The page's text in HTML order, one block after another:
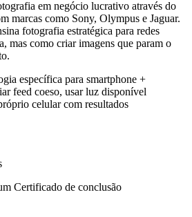
em negócio lucrativo através do
marcas como Sony, Olympus e Jaguar.
fotografia estratégica para redes
mas como criar imagens que param o
específica para smartphone +
feed coeso, usar luz disponível
celular com resultados
Certificado de conclusão